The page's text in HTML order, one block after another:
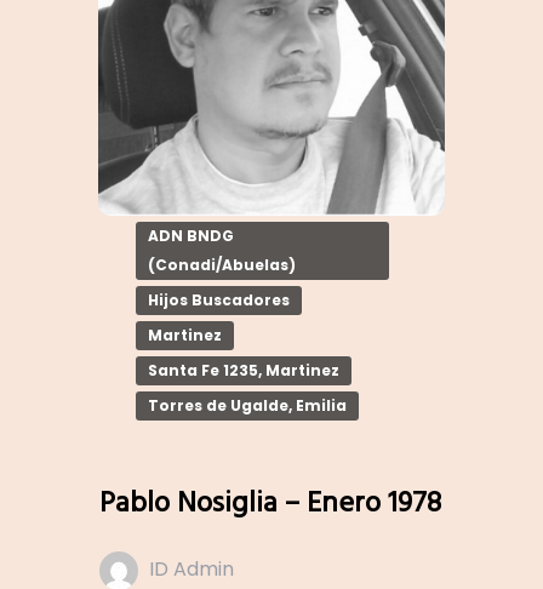
ADN BNDG
(Conadi/Abuelas)
Hijos Buscadores
Martinez
Santa Fe 1235, Martinez
Torres de Ugalde, Emilia
Pablo Nosiglia – Enero 1978
ID Admin